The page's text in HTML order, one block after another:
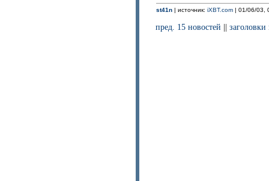
st41n| источник: iXBT.com| 01/06/03,
пред. 15 новостей ||заголовки